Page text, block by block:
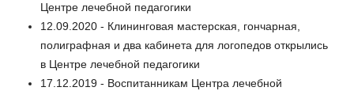
Центре лечебной педагогики
12.09.2020 - Клининговая мастерская, гончарная,
полиграфная и два кабинета для логопедов открылись
в Центре лечебной педагогики
17.12.2019 - Воспитанникам Центра лечебной